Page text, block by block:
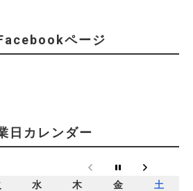
ページ
日カレンダー
水 木 金
土